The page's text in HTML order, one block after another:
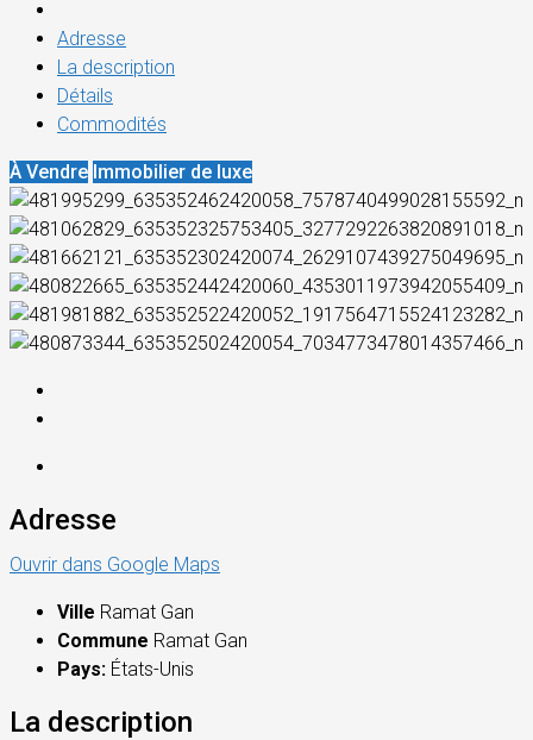
Adresse
La description
Détails
Commodités
À Vendre Immobilier de luxe
Adresse
Ouvrir dans Google Maps
Ville Ramat Gan
Commune Ramat Gan
Pays: États-Unis
La description